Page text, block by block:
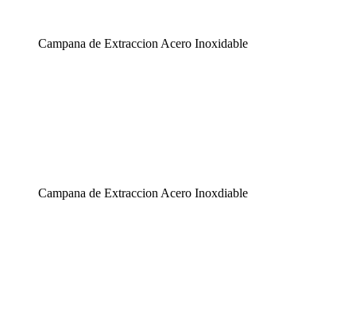
Campana de Extraccion Acero Inoxidable
Campana de Extraccion Acero Inoxdiable